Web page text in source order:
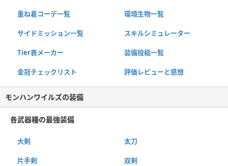
重ね着コーデ一覧 環境生物一覧
サイドミッション一覧 スキルシミュレーター
Tier表メーカー 装備投稿一覧
金冠チェックリスト 評価レビューと感想
モンハンワイルズの装備
各武器種の最強装備
大剣 太刀
片手剣 双剣